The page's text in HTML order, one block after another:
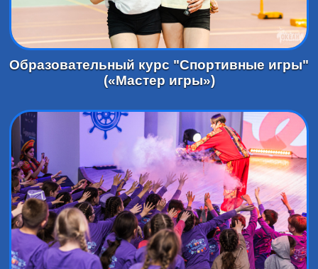
Образовательный курс "Спортивные игры"
(«Мастер игры»)